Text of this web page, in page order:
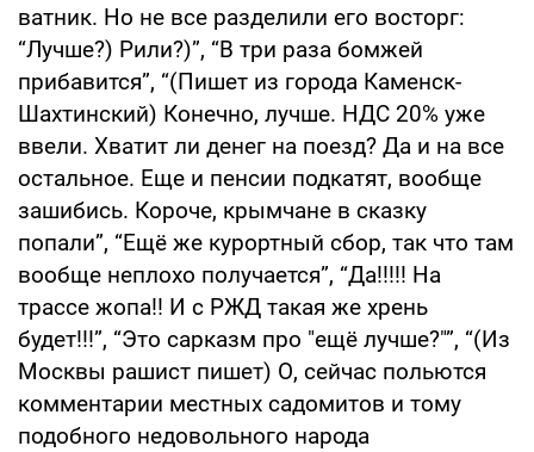
ватник. Но не все разделили его восторг:
“Лучше?) Рили?)”, “В три раза бомжей
прибавится”, “(Пишет из города Каменск-
Шахтинский) Конечно, лучше. НДС 20% уже
ввели. Хватит ли денег на поезд? Да и на все
остальное. Еще и пенсии подкатят, вообще
зашибись. Короче, крымчане в сказку
попали”, “Ещё же курортный сбор, так что там
вообще неплохо получается”, “Да!!!!! На
трассе жопа!! И с РЖД такая же хрень
будет!!!”, “Это сарказм про "ещё лучше?"”, “(Из
Москвы рашист пишет) О, сейчас польются
комментарии местных садомитов и тому
подобного недовольного народа